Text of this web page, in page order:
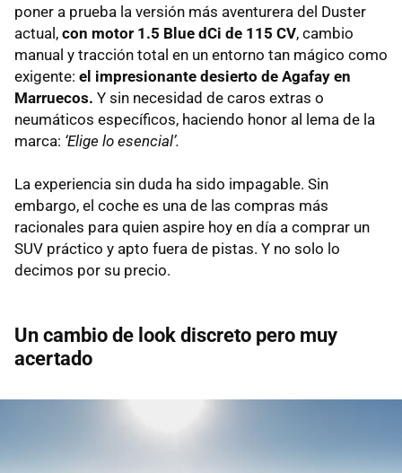
poner a prueba la versión más aventurera del Duster
actual, con motor 1.5 Blue dCi de 115 CV, cambio
manual y tracción total en un entorno tan mágico como
exigente: el impresionante desierto de Agafay en
Marruecos. Y sin necesidad de caros extras o
neumáticos específicos, haciendo honor al lema de la
marca: ‘Elige lo esencial’.
La experiencia sin duda ha sido impagable. Sin
embargo, el coche es una de las compras más
racionales para quien aspire hoy en día a comprar un
SUV práctico y apto fuera de pistas. Y no solo lo
decimos por su precio.
Un cambio de look discreto pero muy
acertado